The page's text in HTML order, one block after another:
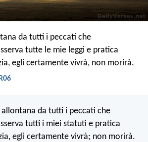
da tutti i peccati che
tutte le mie leggi e pratica
egli certamente vivrà, non morirà.
da tutti i peccati che
tutti i miei statuti e pratica
egli certamente vivrà; non morirà.